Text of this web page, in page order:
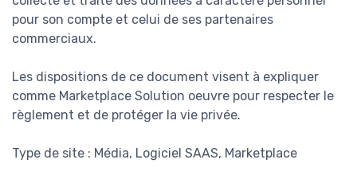
pour son compte et celui de ses partenaires
commerciaux.
Les dispositions de ce document visent à expliquer
comme Marketplace Solution oeuvre pour respecter le
règlement et de protéger la vie privée.
Type de site : Média, Logiciel SAAS, Marketplace